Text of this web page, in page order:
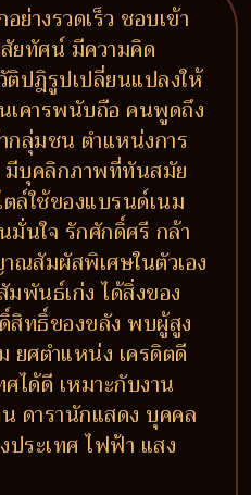
างรวดเร็ว ชอบเข้า
ยทัศน์ มีความคิด
ปฎิรูปเปลี่ยนแปลงให้
เคารพนับถือ คนพูดถึง
กลุ่มชน ตำแหน่งการ
มีบุคลิกภาพที่ทันสมัย
ล์ใช้ของแบรนด์เนม
นใจ รักศักดิ์ศรี กล้า
สัมผัสพิเศษในตัวเอง
พันธ์เก่ง ได้สิ่งของ
สิทธิ์ของขลัง พบผู้สูง
ยศตำแหน่ง เครดิตดี
ได้ดี เหมาะกับงาน
ดารานักแสดง บุคคล
ประเทศ ไฟฟ้า แสง